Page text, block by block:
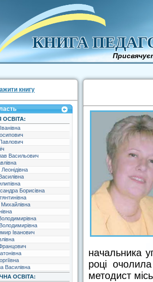
КНИГА
книгу
ОСВІТА:
Васильович
Леонідівна
Борисівна
Іванович
Василівна
ОСВІТА:
начальника
році
методист